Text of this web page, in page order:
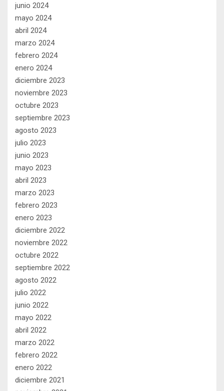
junio 2024
mayo 2024
abril 2024
marzo 2024
febrero 2024
enero 2024
diciembre 2023
noviembre 2023
octubre 2023
septiembre 2023
agosto 2023
julio 2023
junio 2023
mayo 2023
abril 2023
marzo 2023
febrero 2023
enero 2023
diciembre 2022
noviembre 2022
octubre 2022
septiembre 2022
agosto 2022
julio 2022
junio 2022
mayo 2022
abril 2022
marzo 2022
febrero 2022
enero 2022
diciembre 2021